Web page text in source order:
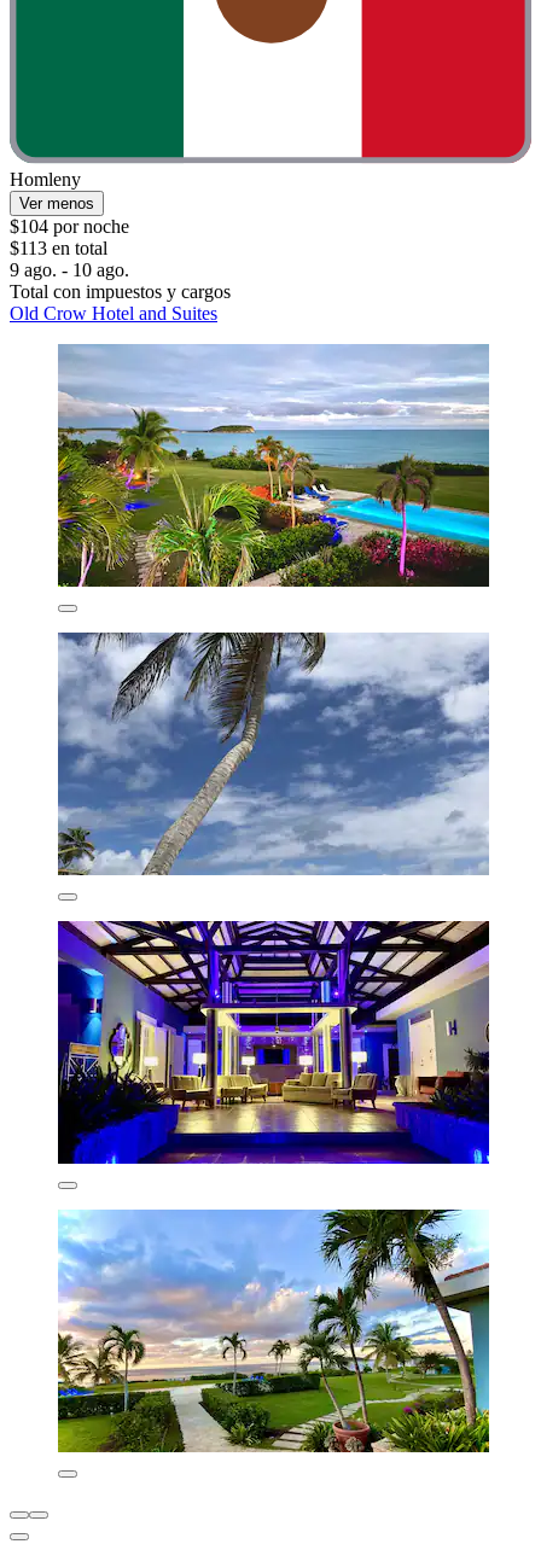
Homleny
Ver menos
$104 por noche
$113 en total
9 ago. - 10 ago.
Total con impuestos y cargos
Old Crow Hotel and Suites